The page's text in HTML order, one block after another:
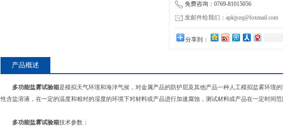
免费咨询：0769-81015056
发邮件给我们：apkjyzq@foxmail.com
分享到：
产品概述
多功能盐雾试验箱是模拟天气环境和海洋气候，对金属产品的防护层及其他产品一种人工模拟盐雾环境
性含盐溶液，在一定的温度和相对的湿度的环境下对材料或产品进行加速腐蚀，测试材料或产品在一定时间范
多功能盐雾试验箱技术参数：